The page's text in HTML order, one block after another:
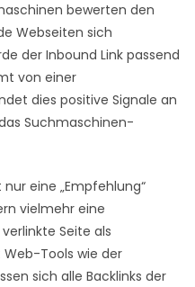
bewerten den
Webseiten sich
der Inbound Link passend
von einer
dies positive Signale an
Suchmaschinen-
eine „Empfehlung“
vielmehr eine
Seite als
Tools wie der
sich alle Backlinks der